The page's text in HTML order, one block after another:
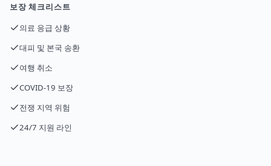
보장 체크리스트
의료 응급 상황
대피 및 본국 송환
여행 취소
COVID-19 보장
전쟁 지역 위험
24/7 지원 라인